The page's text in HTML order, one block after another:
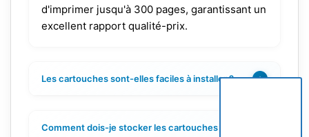
d'imprimer jusqu'à 300 pages, garantissant un
excellent rapport qualité-prix.
Les cartouches sont-elles faciles à installer ? +
Comment dois-je stocker les cartouches d'encre ?